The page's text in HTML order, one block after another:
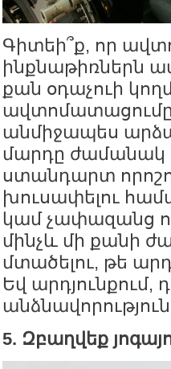
Գիտեի՞ք, որ
ինքնաթիռներն
քան օդաչուի
ավտոմատացումը
անմիջապես
մարդը ժամանակ
ստանդարտ
խուսափելու
կամ չափազանց
մինչև մի քանի
մտածելու, թե
Եվ
5. Զբաղվեք